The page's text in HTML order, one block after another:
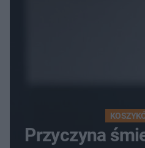
Przyczyna